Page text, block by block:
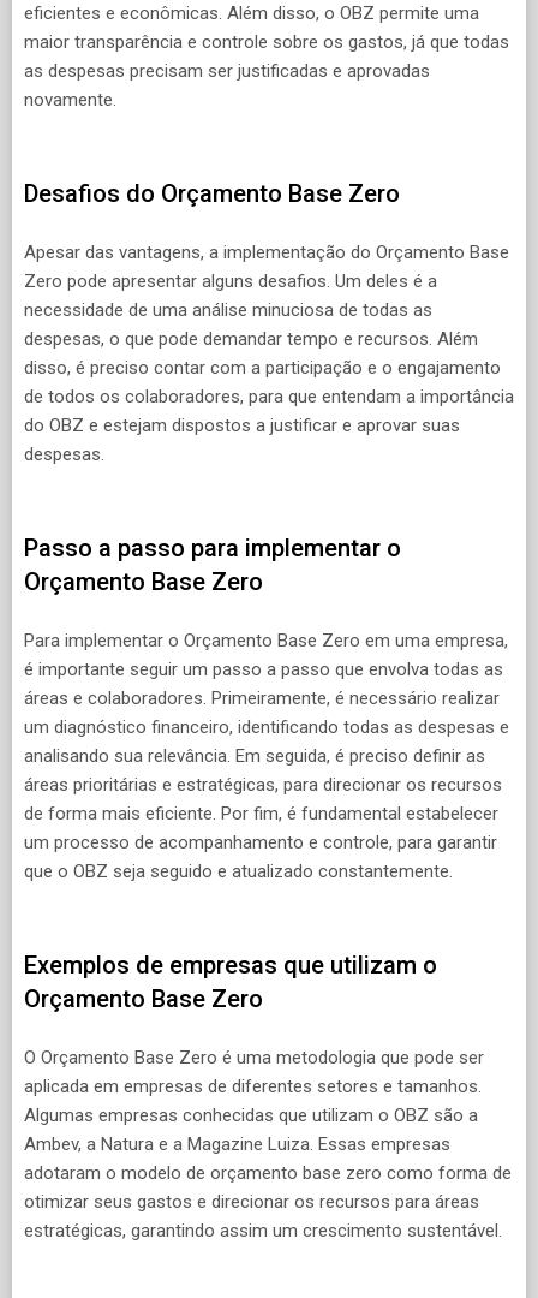
eficientes e econômicas. Além disso, o OBZ permite uma
maior transparência e controle sobre os gastos, já que todas
as despesas precisam ser justificadas e aprovadas
novamente.
Desafios do Orçamento Base Zero
Apesar das vantagens, a implementação do Orçamento Base
Zero pode apresentar alguns desafios. Um deles é a
necessidade de uma análise minuciosa de todas as
despesas, o que pode demandar tempo e recursos. Além
disso, é preciso contar com a participação e o engajamento
de todos os colaboradores, para que entendam a importância
do OBZ e estejam dispostos a justificar e aprovar suas
despesas.
Passo a passo para implementar o
Orçamento Base Zero
Para implementar o Orçamento Base Zero em uma empresa,
é importante seguir um passo a passo que envolva todas as
áreas e colaboradores. Primeiramente, é necessário realizar
um diagnóstico financeiro, identificando todas as despesas e
analisando sua relevância. Em seguida, é preciso definir as
áreas prioritárias e estratégicas, para direcionar os recursos
de forma mais eficiente. Por fim, é fundamental estabelecer
um processo de acompanhamento e controle, para garantir
que o OBZ seja seguido e atualizado constantemente.
Exemplos de empresas que utilizam o
Orçamento Base Zero
O Orçamento Base Zero é uma metodologia que pode ser
aplicada em empresas de diferentes setores e tamanhos.
Algumas empresas conhecidas que utilizam o OBZ são a
Ambev, a Natura e a Magazine Luiza. Essas empresas
adotaram o modelo de orçamento base zero como forma de
otimizar seus gastos e direcionar os recursos para áreas
estratégicas, garantindo assim um crescimento sustentável.